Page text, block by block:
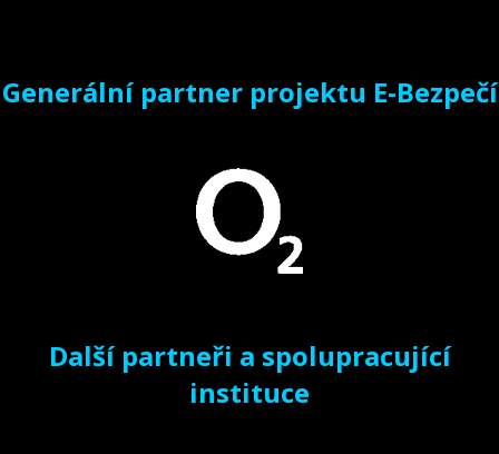
Generální partner projektu E-Bezpečí
Další partneři a spolupracující
instituce